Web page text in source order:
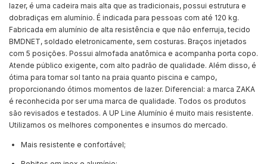
lazer, é uma cadeira mais alta que as tradicionais, possui estrutura e
dobradiças em alumínio. É indicada para pessoas com até 120 kg.
Fabricada em alumínio de alta resistência e que não enferruja, tecido
BMDNET, soldado eletronicamente, sem costuras. Braços injetados
com 5 posições. Possui almofada anatômica e acompanha porta copo.
Atende público exigente, com alto padrão de qualidade. Além disso, é
ótima para tomar sol tanto na praia quanto piscina e campo,
proporcionando ótimos momentos de lazer. Diferencial: a marca ZAKA
é reconhecida por ser uma marca de qualidade. Todos os produtos
são revisados e testados. A UP Line Alumínio é muito mais resistente.
Utilizamos os melhores componentes e insumos do mercado.
Mais resistente e confortável;